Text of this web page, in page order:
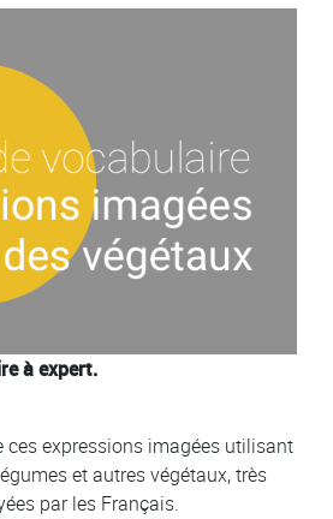
à expert.
ces expressions imagées utilisant
et autres végétaux, très
par les Français.